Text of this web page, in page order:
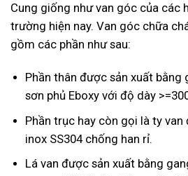
Cung giống như van góc của các
trường hiện nay. Van góc chữa
gồm các phần như sau:
Phần thân được sản xuất bằng
sơn phủ Eboxy với độ dày
Phần trục hay còn gọi là ty
inox SS304 chống han rỉ.
Lá van được sản xuất bằng